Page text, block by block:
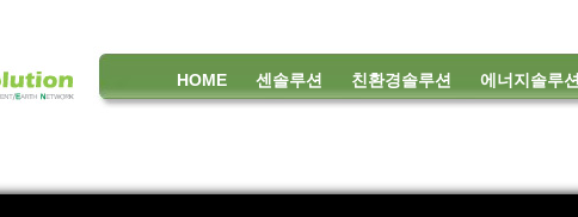
HOME 센솔루션 친환경솔루션 에너지솔루션